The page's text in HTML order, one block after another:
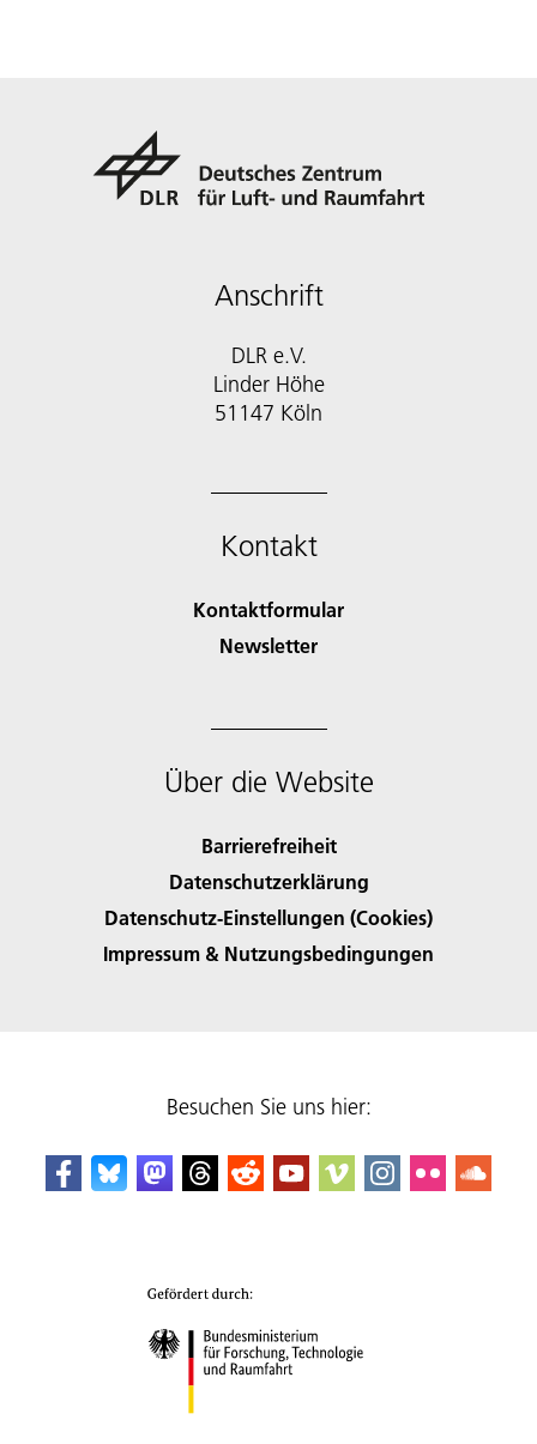
Anschrift
DLR e.V.
Linder Höhe
51147 Köln
Kontakt
Kontaktformular
Newsletter
Über die Website
Barrierefreiheit
Datenschutzerklärung
Datenschutz-Einstellungen (Cookies)
Impressum & Nutzungsbedingungen
Besuchen Sie uns hier: